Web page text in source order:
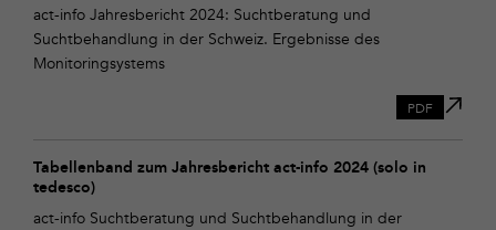
act-info Jahresbericht 2024: Suchtberatung und
Suchtbehandlung in der Schweiz. Ergebnisse des
Monitoringsystems
act-
info
2024
(solo
PDF
Tabellenband zum Jahresbericht act-info 2024 (solo in
tedesco)
act-info Suchtberatung und Suchtbehandlung in der